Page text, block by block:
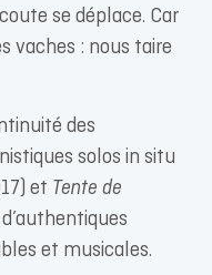
se déplace. Car
vaches : nous taire
des
solos in situ
et Tente de
et musicales.